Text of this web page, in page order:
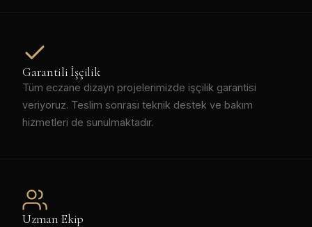
Garantili İşçilik
Tüm eczane dizayn projelerimizde işçilik garantisi
veriyoruz. Teslim sonrası teknik destek ve bakım
hizmetleri de sunulmaktadır.
Uzman Ekip